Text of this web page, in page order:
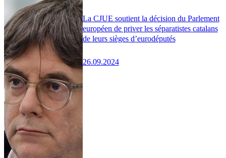
La CJUE soutient la décision du Parlement
européen de priver les séparatistes catalans
de leurs sièges d’eurodéputés
26.09.2024